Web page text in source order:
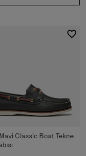
Classic Boat Tekne